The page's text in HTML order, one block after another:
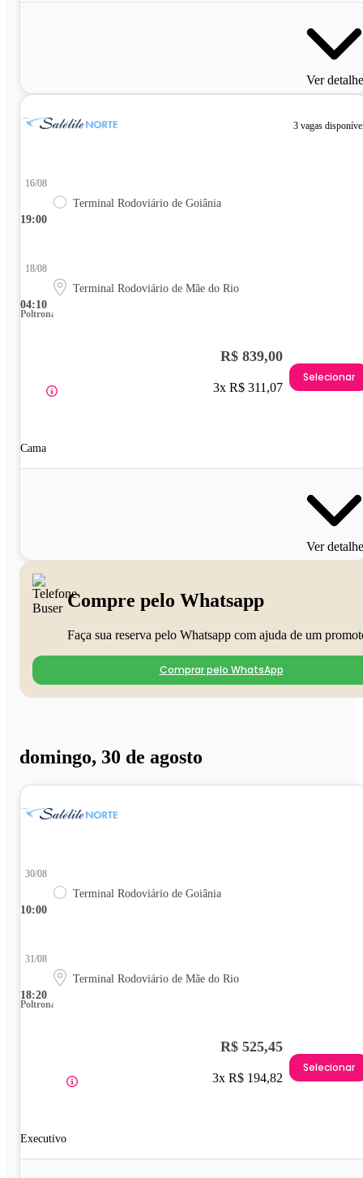
Ver
3 vagas
19:00
16/08
Terminal Rodoviário de Goiânia
04:10
18/08
Terminal Rodoviário de Mãe do Rio
Poltrona
Cama
R$ 839,00
3x R$ 311,07
Selecionar
Ver
Compre pelo Whatsapp
Faça sua reserva pelo Whatsapp com ajuda de um
Comprar pelo WhatsApp
domingo, 30 de agosto
10:00
30/08
Terminal Rodoviário de Goiânia
18:20
31/08
Terminal Rodoviário de Mãe do Rio
Poltrona
Executivo
R$ 525,45
3x R$ 194,82
Selecionar